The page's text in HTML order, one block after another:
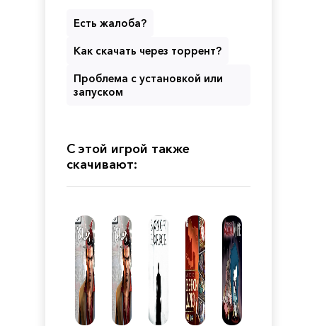
Есть жалоба?
Как скачать через торрент?
Проблема с установкой или
запуском
С этой игрой также
скачивают: